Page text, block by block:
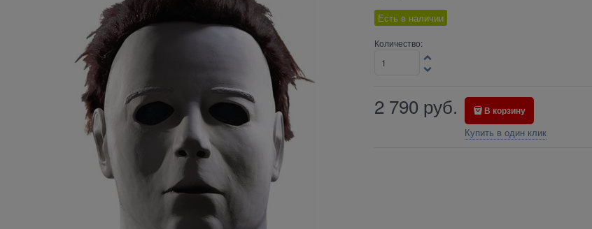
Есть в наличии
Количество:
2 790 руб. В корзину
Купить в один клик